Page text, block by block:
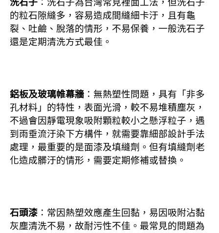
洗石子 ：洗石子為台灣常見裡面工法，但洗石子
的粒石隙縫多，容易造成間縫細卡汙，且有龜
裂、吐鹼、脫落的情形，不易保養，一般洗石子
還是定期清洗方式最佳。
鋁板及玻璃帷幕牆 ：無熱塑性問題，具有「非多
孔材料」的特性，表面光滑，較不易堆積塵灰，
不過會因靜電現象吸附顆粒較小之懸浮粒子，遇
到雨垂流汙染下方構件，就需要靠細部設計手法
處理，最重要的是面漆及填縫劑。但有填縫劑老
化造成髒汙的情形，需要定期修補或替換。
石頭漆 ：常因熱塑效應產生回黏，易因吸附沾黏
灰塵清洗不易，故耐污性不佳。最常見的問題為